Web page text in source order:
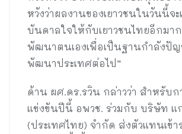
หวังว่าผลงานของเยาวชนในวันนี้จะ
บันดาลใจให้กับเยาวชนไทยอีกมา
พัฒนาตนเองเพื่อเป็นฐานกำลังปั
พัฒนาประเทศต่อไป”
ด้าน ผศ.ดร.รวิน กล่าวว่า สำหรับก
แข่งขันปีนี้ อพวช. ร่วมกับ บริษัท แ
(ประเทศไทย) จำกัด ส่งตัวแทนเข้า